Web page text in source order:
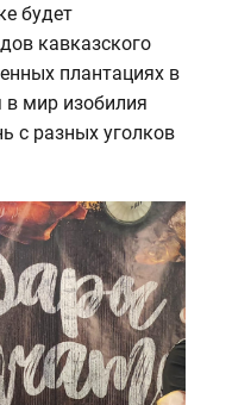
будет
кавказского
плантациях в
в мир изобилия
с разных уголков